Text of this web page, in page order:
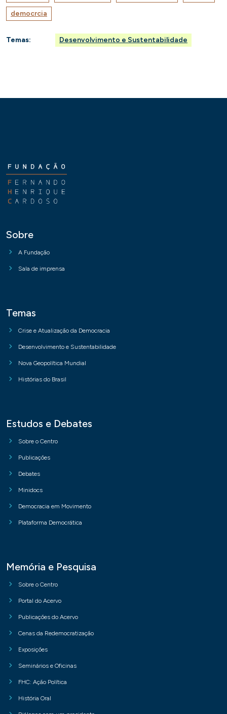
democrcia
Temas: Desenvolvimento e Sustentabilidade
Sobre
A Fundação
Sala de imprensa
Temas
Crise e Atualização da Democracia
Desenvolvimento e Sustentabilidade
Nova Geopolítica Mundial
Histórias do Brasil
Estudos e Debates
Sobre o Centro
Publicações
Debates
Minidocs
Democracia em Movimento
Plataforma Democrática
Memória e Pesquisa
Sobre o Centro
Portal do Acervo
Publicações do Acervo
Cenas da Redemocratização
Exposições
Seminários e Oficinas
FHC: Ação Política
História Oral